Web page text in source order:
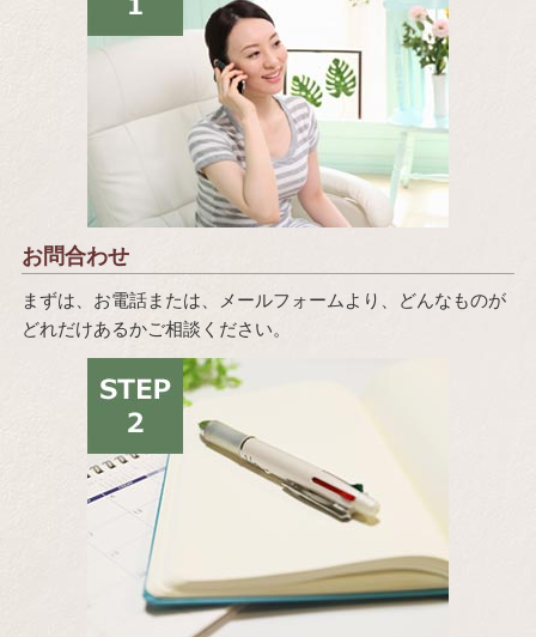
お問合わせ
まずは、お電話または、メールフォームより、どんなものが
どれだけあるかご相談ください。